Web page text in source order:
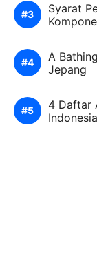
Syarat
A
Jepang
4 Daftar
Indonesia